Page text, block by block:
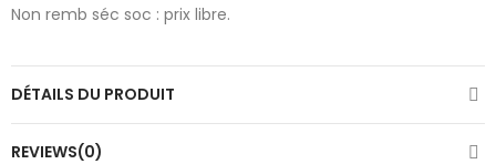
Non remb séc soc : prix libre.
DÉTAILS DU PRODUIT
REVIEWS(0)